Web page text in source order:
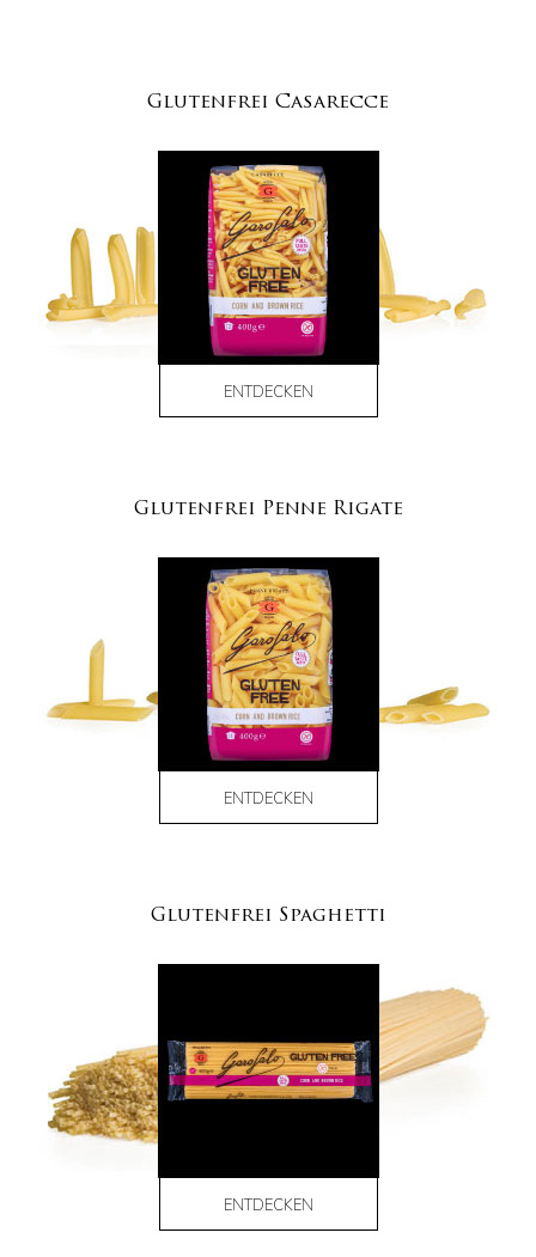
Glutenfrei Casarecce
ENTDECKEN
Glutenfrei Penne Rigate
ENTDECKEN
Glutenfrei Spaghetti
ENTDECKEN